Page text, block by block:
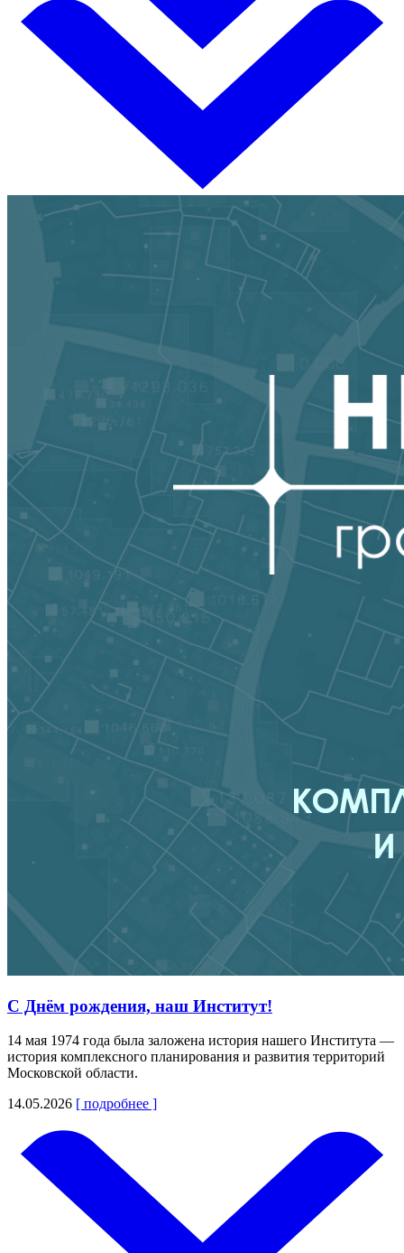
С Днём рождения, наш Институт!
14 мая 1974 года была заложена история нашего Института —
история комплексного планирования и развития территорий
Московской области.
14.05.2026 [ подробнее ]